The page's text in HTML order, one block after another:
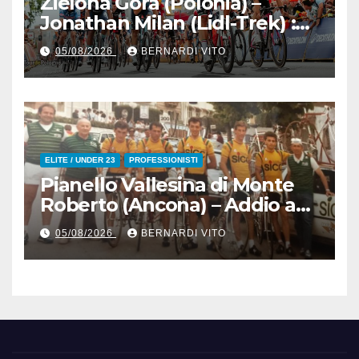
Jonathan Milan (Lidl-Trek) :
Vince la terza tappa di
seguito e in maglia gialla
all’83° Giro di Polonia
05/08/2026 BERNARDI VITO
ELITE / UNDER 23 PROFESSIONISTI
Pianello Vallesina di Monte
Roberto (Ancona) – Addio ad
Alderino Bartoloni, Direttore
Sportivo rigorosamente
Gentile
05/08/2026 BERNARDI VITO